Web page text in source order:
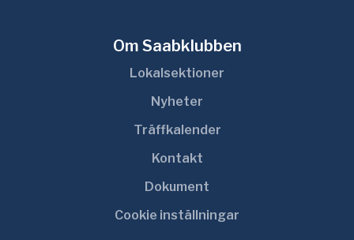
Om Saabklubben
Lokalsektioner
Nyheter
Träffkalender
Kontakt
Dokument
Cookie inställningar